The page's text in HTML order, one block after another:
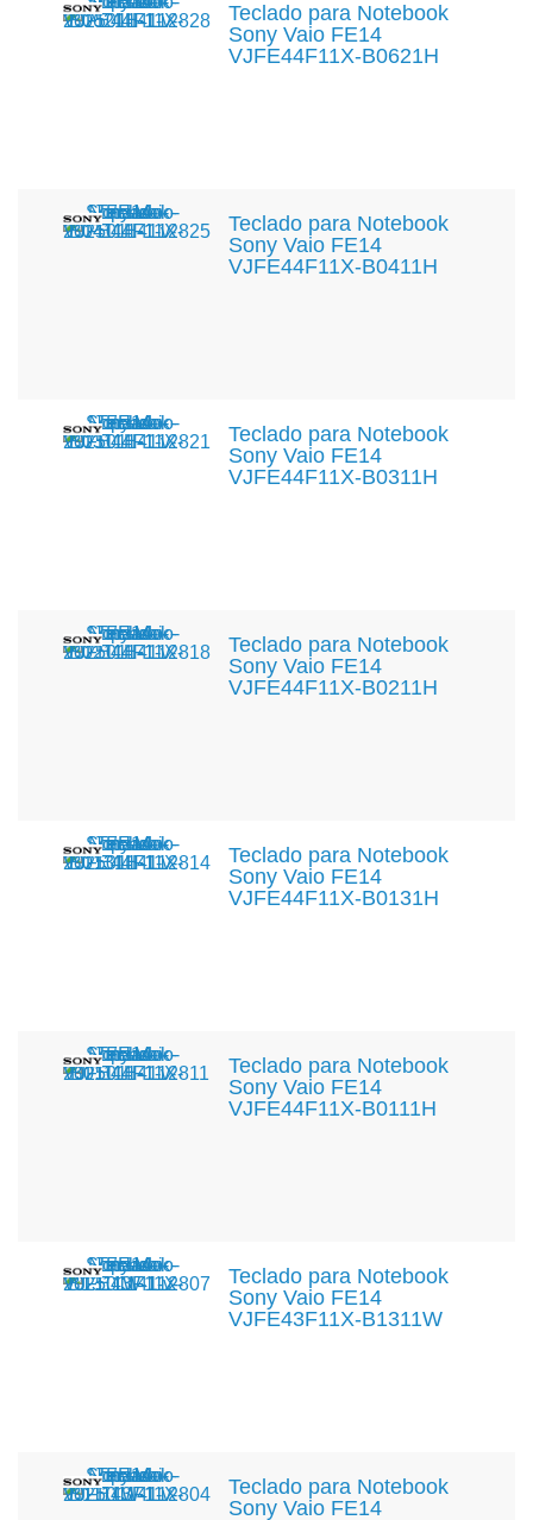
Teclado para Notebook
Sony Vaio FE14
VJFE44F11X-B0621H
Teclado para Notebook
Sony Vaio FE14
VJFE44F11X-B0411H
Teclado para Notebook
Sony Vaio FE14
VJFE44F11X-B0311H
Teclado para Notebook
Sony Vaio FE14
VJFE44F11X-B0211H
Teclado para Notebook
Sony Vaio FE14
VJFE44F11X-B0131H
Teclado para Notebook
Sony Vaio FE14
VJFE44F11X-B0111H
Teclado para Notebook
Sony Vaio FE14
VJFE43F11X-B1311W
Teclado para Notebook
Sony Vaio FE14